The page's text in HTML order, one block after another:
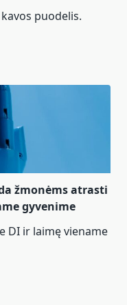
puodelis.
žmonėms atrasti
gyvenime
DI ir laimę viename